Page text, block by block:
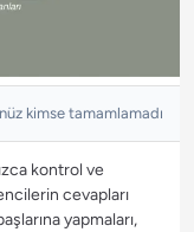
kimse tamamlamadı
kontrol ve
cevapları
yapmaları,